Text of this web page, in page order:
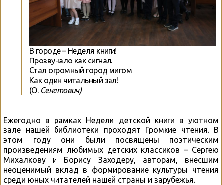
В городе – Неделя книги!
Прозвучало как сигнал.
Стал огромный город мигом
Как один читальный зал!
(О. Сенатович)
Ежегодно в рамках Недели детской книги в уютном
зале нашей библиотеки проходят Громкие чтения. В
этом году они были посвящены поэтическим
произведениям любимых детских классиков – Сергею
Михалкову и Борису Заходеру, авторам, внесшим
неоценимый вклад в формирование культуры чтения
среди юных читателей нашей страны и зарубежья.